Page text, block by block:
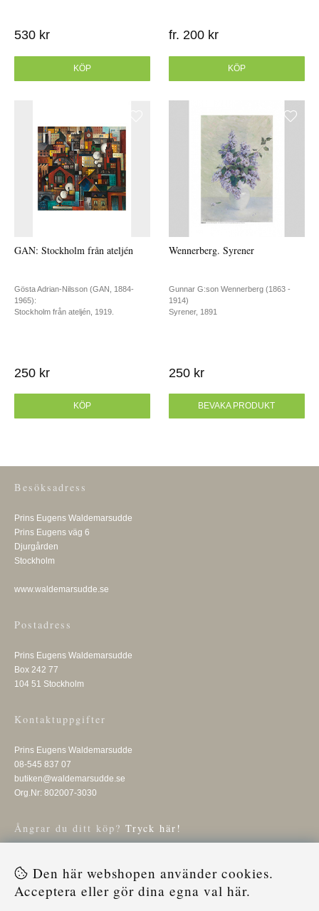
530 kr
KÖP
fr. 200 kr
KÖP
GAN: Stockholm från ateljén
Gösta Adrian-Nilsson (GAN, 1884-
1965):
Stockholm från ateljén, 1919.
250 kr
KÖP
Wennerberg. Syrener
Gunnar G:son Wennerberg (1863 -
1914)
Syrener, 1891
250 kr
BEVAKA PRODUKT
Besöksadress
Prins Eugens Waldemarsudde
Prins Eugens väg 6
Djurgården
Stockholm
www.waldemarsudde.se
Postadress
Prins Eugens Waldemarsudde
Box 242 77
104 51 Stockholm
Kontaktuppgifter
Prins Eugens Waldemarsudde
08-545 837 07
butiken@waldemarsudde.se
Org.Nr: 802007-3030
Ångrar du ditt köp? Tryck här!
Ange din e-post nedan för att ta del av nyheter och erbjudanden
Den här webshopen använder cookies.
Acceptera eller gör dina egna val här.